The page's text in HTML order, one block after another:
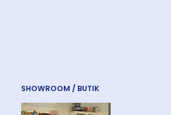
SHOWROOM / BUTIK